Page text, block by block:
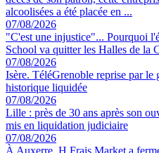
alcoolisées a été placée en ...
07/08/2026
"C'est une injustice"... Pourquoi
School va quitter les Halles de la
07/08/2026
Isère. TéléGrenoble reprise par le
historique liquidée
07/08/2026
Lille : près de 30 ans après son
mis en liquidation judiciaire
07/08/2026
À Auxerre, H Frais Market a